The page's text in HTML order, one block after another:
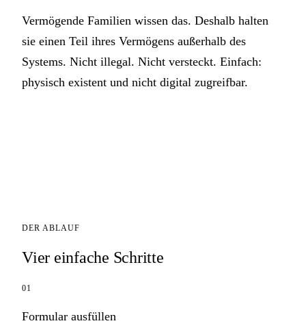
Vermögende Familien wissen das. Deshalb halten
sie einen Teil ihres Vermögens außerhalb des
Systems. Nicht illegal. Nicht versteckt. Einfach:
physisch existent und nicht digital zugreifbar.
DER ABLAUF
Vier einfache Schritte
01
Formular ausfüllen